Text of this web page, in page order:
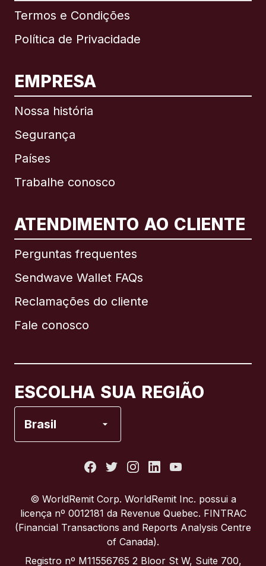
Termos e Condições
Política de Privacidade
EMPRESA
Nossa história
Segurança
Países
Trabalhe conosco
ATENDIMENTO AO CLIENTE
Perguntas frequentes
Sendwave Wallet FAQs
Reclamações do cliente
Fale conosco
ESCOLHA SUA REGIÃO
Brasil
Internacional English
Brasil
Itália
Portugal
© WorldRemit Corp.‍ WorldRemit Inc. possui a
licença nº 0012181 da Revenue Quebec. FINTRAC
(Financial Transactions and Reports Analysis Centre
of Canada).
Registro nº M11556765 2 Bloor St W, Suite 700,